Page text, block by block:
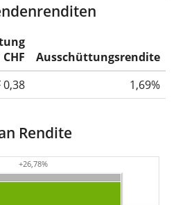
Ausschüttungsrendite
0,38 1,69%
Rendite
+26,78%
+26,78%